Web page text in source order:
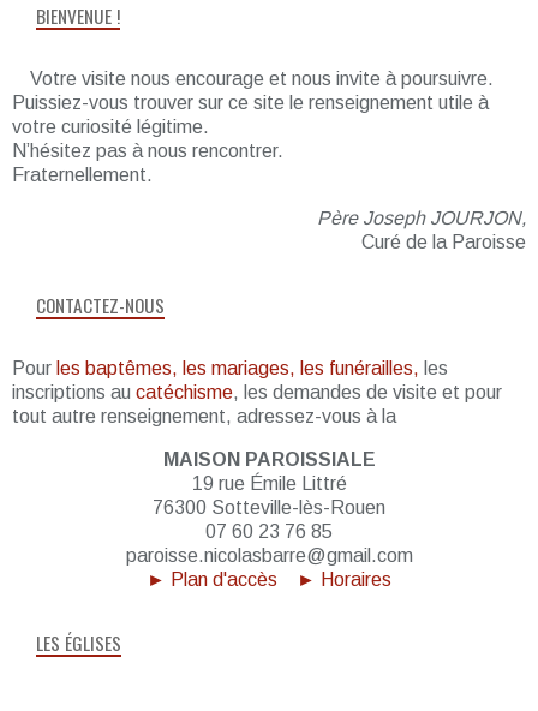
BIENVENUE !
Votre visite nous encourage et nous invite à poursuivre.
Puissiez-vous trouver sur ce site le renseignement utile à
votre curiosité légitime.
N’hésitez pas à nous rencontrer.
Fraternellement.
Père Joseph JOURJON,
Curé de la Paroisse
CONTACTEZ-NOUS
Pour les baptêmes, les mariages, les funérailles, les
inscriptions au catéchisme, les demandes de visite et pour
tout autre renseignement, adressez-vous à la
MAISON PAROISSIALE
19 rue Émile Littré
76300 Sotteville-lès-Rouen
07 60 23 76 85
paroisse.nicolasbarre@gmail.com
► Plan d'accès
► Horaires
LES ÉGLISES